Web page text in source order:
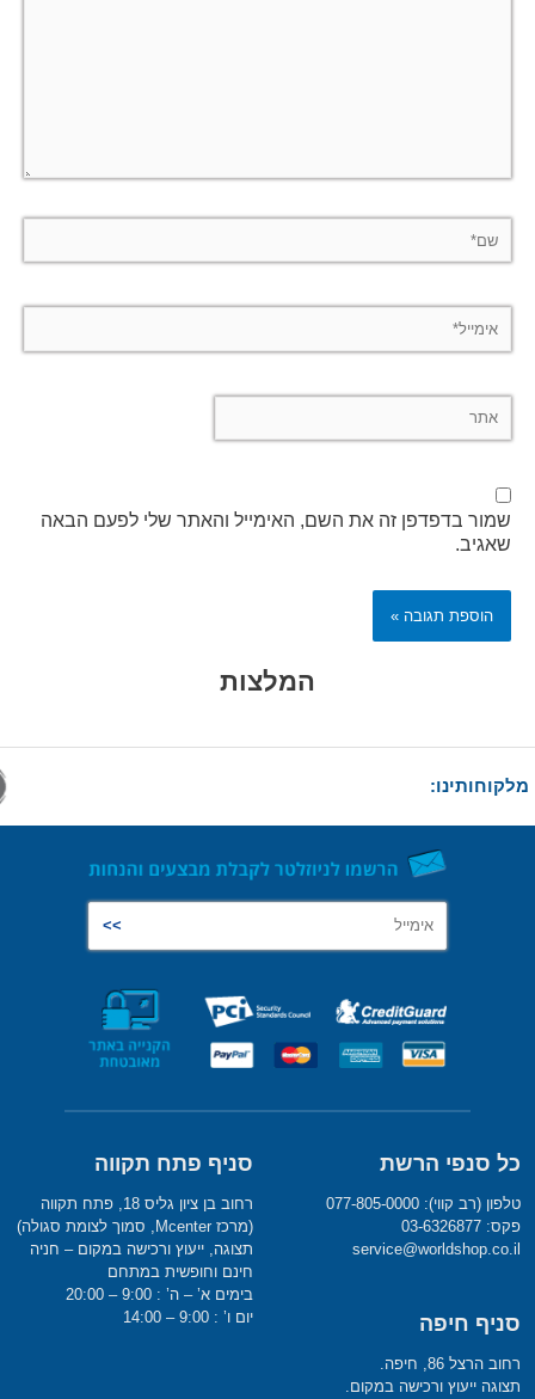
אימייל*
שמור בדפדפן זה את השם, האימייל והאתר שלי לפעם הבאה
שאגיב.
המלצות
מלקוחותינו:
כל סנפי הרשת
טלפון (רב קווי): 077-805-0000
פקס: 03-6326877
service@worldshop.co.il
סניף חיפה
רחוב הרצל 86, חיפה.
תצוגה ייעוץ ורכישה במקום.
סניף פתח תקווה
רחוב בן ציון גליס 18, פתח תקווה
(מרכז Mcenter, סמוך לצומת סגולה)
תצוגה, ייעוץ ורכישה במקום – חניה
חינם וחופשית במתחם
בימים א’ – ה’ : 9:00 – 20:00
יום ו’ : 9:00 – 14:00